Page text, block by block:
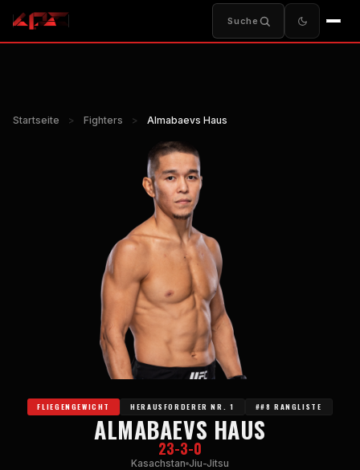
Suche
Startseite > Fighters > Almabaevs Haus
FLIEGENGEWICHT HERAUSFORDERER NR. 1 ##8 RANGLISTE
ALMABAEVS HAUS
23-3-0
Kasachstan Jiu-Jitsu